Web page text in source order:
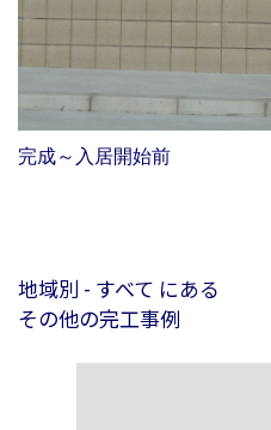
完成～入居開始前
地域別 - すべて にある
その他の完工事例